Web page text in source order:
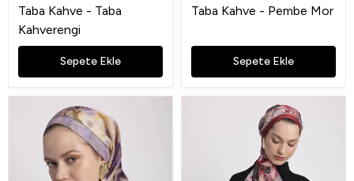
Taba Kahve - Taba
Kahverengi
Sepete Ekle
Taba Kahve - Pembe Mor
Sepete Ekle